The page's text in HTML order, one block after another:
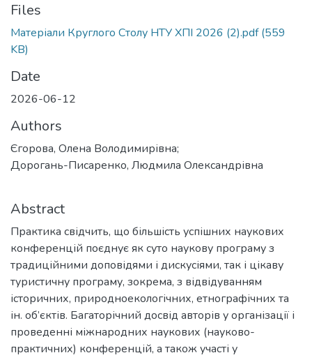
Files
Матеріали Круглого Столу НТУ ХПІ 2026 (2).pdf(559
KB)
Date
2026-06-12
Authors
Єгорова, Олена Володимирівна;
Дорогань-Писаренко, Людмила Олександрівна
Abstract
Практика свідчить, що більшість успішних наукових
конференцій поєднує як суто наукову програму з
традиційними доповідями і дискусіями, так і цікаву
туристичну програму, зокрема, з відвідуванням
історичних, природноекологічних, етнографічних та
ін. об’єктів. Багаторічний досвід авторів у організації і
проведенні міжнародних наукових (науково-
практичних) конференцій, а також участі у